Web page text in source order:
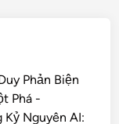
Phản Biện
Phá -
Kỷ Nguyên AI: